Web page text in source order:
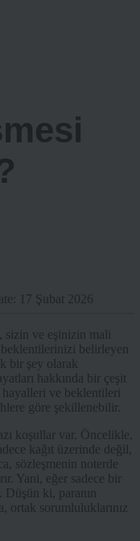
17 Şubat 2026
sizin ve eşinizin mali
belirleyen
bir şey olarak
hakkında bir çeşit
ve beklentileri
göre şekillenebilir.
koşullar var. Öncelikle,
kağıt üzerinde değil,
sözleşmenin noterde
Yani, eğer sadece bir
ki, paranın
ortak sorumluluklarınız